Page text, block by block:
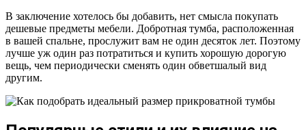
В заключение хотелось бы добавить, нет смысла покупать
дешевые предметы мебели. Добротная тумба, расположенная
в вашей спальне, прослужит вам не один десяток лет. Поэтому
лучше уж один раз потратиться и купить хорошую дорогую
вещь, чем периодически сменять один обветшалый вид
другим.